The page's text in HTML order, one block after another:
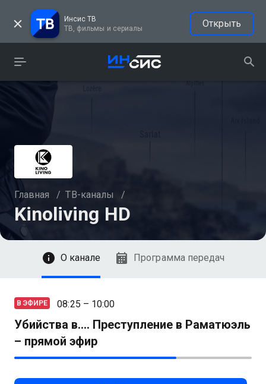
Инсис ТВ
ТВ, фильмы и сериалы
Открыть
Главная / ТВ-каналы /
Kinoliving HDСмотреть
О канале Программа передач
В ЭФИРЕ 08:25 – 10:00
Убийства в.... Преступление в Раматюэль
– прямой эфир